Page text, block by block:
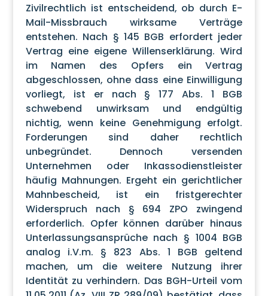
Zivilrechtlich ist entscheidend, ob durch E-
Mail-Missbrauch wirksame Verträge
entstehen. Nach § 145 BGB erfordert jeder
Vertrag eine eigene Willenserklärung. Wird
im Namen des Opfers ein Vertrag
abgeschlossen, ohne dass eine Einwilligung
vorliegt, ist er nach § 177 Abs. 1 BGB
schwebend unwirksam und endgültig
nichtig, wenn keine Genehmigung erfolgt.
Forderungen sind daher rechtlich
unbegründet. Dennoch versenden
Unternehmen oder Inkassodienstleister
häufig Mahnungen. Ergeht ein gerichtlicher
Mahnbescheid, ist ein fristgerechter
Widerspruch nach § 694 ZPO zwingend
erforderlich. Opfer können darüber hinaus
Unterlassungsansprüche nach § 1004 BGB
analog i.V.m. § 823 Abs. 1 BGB geltend
machen, um die weitere Nutzung ihrer
Identität zu verhindern. Das BGH-Urteil vom